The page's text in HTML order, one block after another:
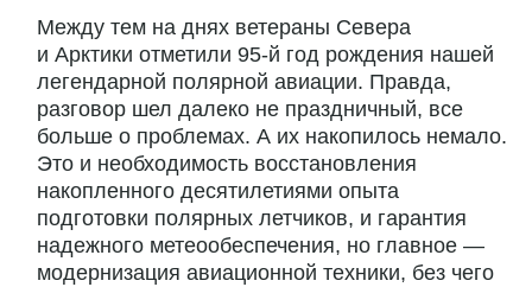
Между тем на днях ветераны Севера
и Арктики отметили 95-й год рождения нашей
легендарной полярной авиации. Правда,
разговор шел далеко не праздничный, все
больше о проблемах. А их накопилось немало.
Это и необходимость восстановления
накопленного десятилетиями опыта
подготовки полярных летчиков, и гарантия
надежного метеообеспечения, но главное —
модернизация авиационной техники, без чего